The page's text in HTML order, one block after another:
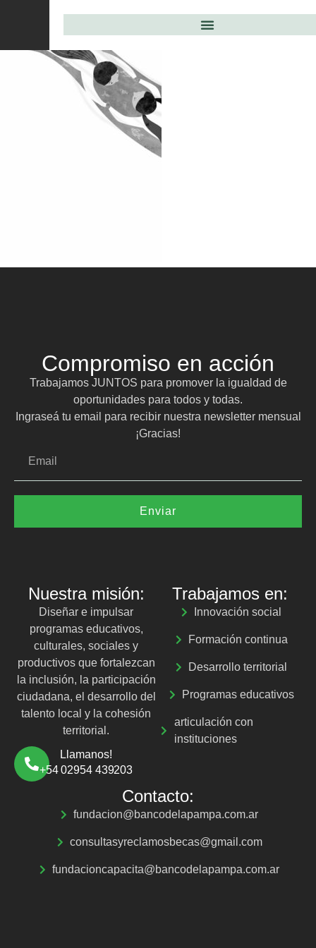
Compromiso en acción
Trabajamos JUNTOS para promover la igualdad de
oportunidades para todos y todas.
Ingraseá tu email para recibir nuestra newsletter mensual
¡Gracias!
Enviar
Nuestra misión:
Diseñar e impulsar
programas educativos,
culturales, sociales y
productivos que fortalezcan
la inclusión, la participación
ciudadana, el desarrollo del
talento local y la cohesión
territorial.
Llamanos!
+54 02954 439203
Trabajamos en:
Innovación social
Formación continua
Desarrollo territorial
Programas educativos
articulación con
instituciones
Contacto:
fundacion@bancodelapampa.com.ar
consultasyreclamosbecas@gmail.com
fundacioncapacita@bancodelapampa.com.ar